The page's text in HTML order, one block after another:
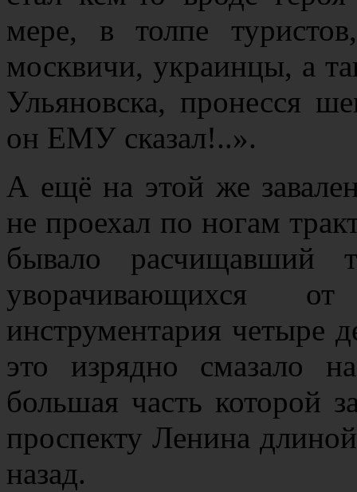
мере, в толпе
москвичи, украинцы, а
Ульяновска, пронесся
он ЕМУ сказал!..».
А ещё на этой же
не проехал по ногам
бывало расчищавший
уворачивающихся от
инструментария четыре
это изрядно смазало
большая часть которой
проспекту Ленина
назад.